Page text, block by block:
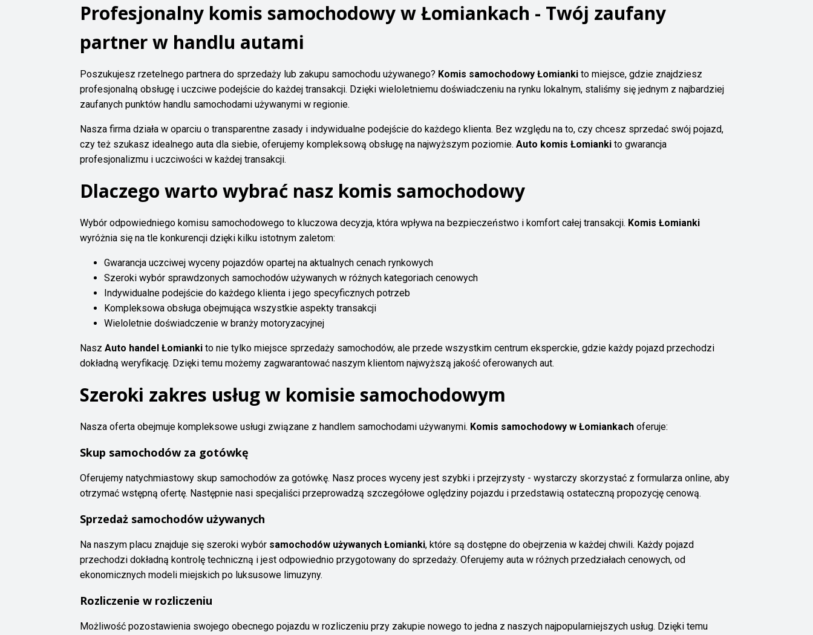
Profesjonalny komis samochodowy w Łomiankach - Twój zaufany
partner w handlu autami
Poszukujesz rzetelnego partnera do sprzedaży lub zakupu samochodu używanego? Komis samochodowy Łomianki to miejsce, gdzie znajdziesz
profesjonalną obsługę i uczciwe podejście do każdej transakcji. Dzięki wieloletniemu doświadczeniu na rynku lokalnym, staliśmy się jednym z najbardziej
zaufanych punktów handlu samochodami używanymi w regionie.
Nasza firma działa w oparciu o transparentne zasady i indywidualne podejście do każdego klienta. Bez względu na to, czy chcesz sprzedać swój pojazd,
czy też szukasz idealnego auta dla siebie, oferujemy kompleksową obsługę na najwyższym poziomie. Auto komis Łomianki to gwarancja
profesjonalizmu i uczciwości w każdej transakcji.
Dlaczego warto wybrać nasz komis samochodowy
Wybór odpowiedniego komisu samochodowego to kluczowa decyzja, która wpływa na bezpieczeństwo i komfort całej transakcji. Komis Łomianki
wyróżnia się na tle konkurencji dzięki kilku istotnym zaletom:
Gwarancja uczciwej wyceny pojazdów opartej na aktualnych cenach rynkowych
Szeroki wybór sprawdzonych samochodów używanych w różnych kategoriach cenowych
Indywidualne podejście do każdego klienta i jego specyficznych potrzeb
Kompleksowa obsługa obejmująca wszystkie aspekty transakcji
Wieloletnie doświadczenie w branży motoryzacyjnej
Nasz Auto handel Łomianki to nie tylko miejsce sprzedaży samochodów, ale przede wszystkim centrum eksperckie, gdzie każdy pojazd przechodzi
dokładną weryfikację. Dzięki temu możemy zagwarantować naszym klientom najwyższą jakość oferowanych aut.
Szeroki zakres usług w komisie samochodowym
Nasza oferta obejmuje kompleksowe usługi związane z handlem samochodami używanymi. Komis samochodowy w Łomiankach oferuje:
Skup samochodów za gotówkę
Oferujemy natychmiastowy skup samochodów za gotówkę. Nasz proces wyceny jest szybki i przejrzysty - wystarczy skorzystać z formularza online, aby
otrzymać wstępną ofertę. Następnie nasi specjaliści przeprowadzą szczegółowe oględziny pojazdu i przedstawią ostateczną propozycję cenową.
Sprzedaż samochodów używanych
Na naszym placu znajduje się szeroki wybór samochodów używanych Łomianki, które są dostępne do obejrzenia w każdej chwili. Każdy pojazd
przechodzi dokładną kontrolę techniczną i jest odpowiednio przygotowany do sprzedaży. Oferujemy auta w różnych przedziałach cenowych, od
ekonomicznych modeli miejskich po luksusowe limuzyny.
Rozliczenie w rozliczeniu
Możliwość pozostawienia swojego obecnego pojazdu w rozliczeniu przy zakupie nowego to jedna z naszych najpopularniejszych usług. Dzięki temu